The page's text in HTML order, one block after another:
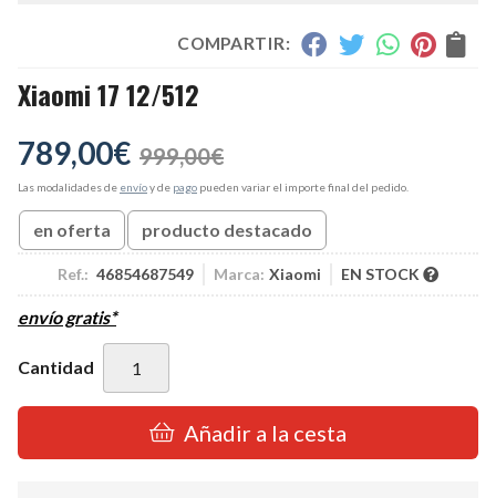
COMPARTIR:
Xiaomi 17 12/512
789,00€ 999,00€
Las modalidades de envíoy de pago pueden variar el importe final del pedido.
en oferta producto destacado
Ref.: 46854687549 Marca: Xiaomi EN STOCK
envío gratis*
Cantidad
Añadir a la cesta